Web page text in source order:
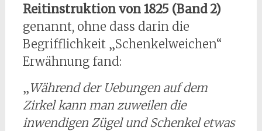
Reitinstruktion von 1825 (Band 2)
genannt, ohne dass darin die
Begrifflichkeit „Schenkelweichen“
Erwähnung fand:
„Während der Uebungen auf dem
Zirkel kann man zuweilen die
inwendigen Zügel und Schenkel etwas